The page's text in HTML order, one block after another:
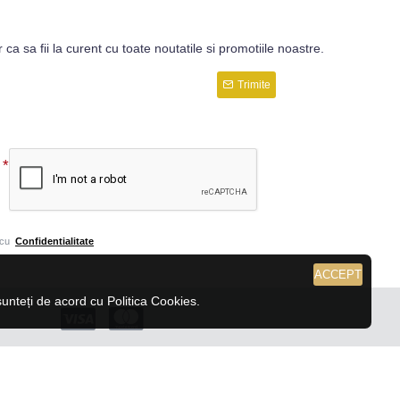
ca sa fii la curent cu toate noutatile si promotiile noastre.
Trimite
Confidentialitate
ACCEPT
de acord cu Politica Cookies.